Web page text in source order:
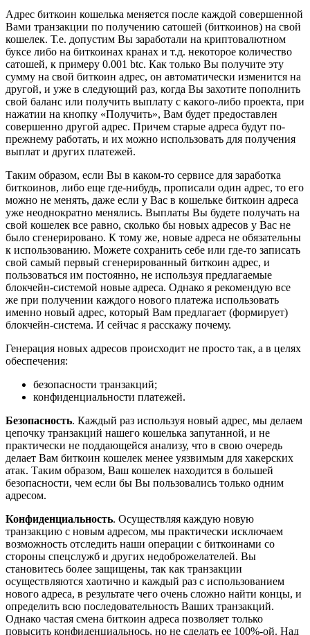
Адрес биткоин кошелька меняется после каждой совершенной
Вами транзакции по получению сатошей (биткоинов) на свой
кошелек. Т.е. допустим Вы заработали на криптовалютном
буксе либо на биткоинах кранах и т.д. некоторое количество
сатошей, к примеру 0.001 btc. Как только Вы получите эту
сумму на свой биткоин адрес, он автоматически изменится на
другой, и уже в следующий раз, когда Вы захотите пополнить
свой баланс или получить выплату с какого-либо проекта, при
нажатии на кнопку «Получить», Вам будет предоставлен
совершенно другой адрес. Причем старые адреса будут по-
прежнему работать, и их можно использовать для получения
выплат и других платежей.
Таким образом, если Вы в каком-то сервисе для заработка
биткоинов, либо еще где-нибудь, прописали один адрес, то его
можно не менять, даже если у Вас в кошельке биткоин адреса
уже неоднократно менялись. Выплаты Вы будете получать на
свой кошелек все равно, сколько бы новых адресов у Вас не
было сгенерировано. К тому же, новые адреса не обязательны
к использованию. Можете сохранить себе или где-то записать
свой самый первый сгенерированный биткоин адрес, и
пользоваться им постоянно, не используя предлагаемые
блокчейн-системой новые адреса. Однако я рекомендую все
же при получении каждого нового платежа использовать
именно новый адрес, который Вам предлагает (формирует)
блокчейн-система. И сейчас я расскажу почему.
Генерация новых адресов происходит не просто так, а в целях
обеспечения:
безопасности транзакций;
конфиденциальности платежей.
Безопасность. Каждый раз используя новый адрес, мы делаем
цепочку транзакций нашего кошелька запутанной, и не
практически не поддающейся анализу, что в свою очередь
делает Вам биткоин кошелек менее уязвимым для хакерских
атак. Таким образом, Ваш кошелек находится в большей
безопасности, чем если бы Вы пользовались только одним
адресом.
Конфиденциальность. Осуществляя каждую новую
транзакцию с новым адресом, мы практически исключаем
возможность отследить наши операции с биткоинами со
стороны спецслужб и других недоброжелателей. Вы
становитесь более защищены, так как транзакции
осуществляются хаотично и каждый раз с использованием
нового адреса, в результате чего очень сложно найти концы, и
определить всю последовательность Ваших транзакций.
Однако частая смена биткоин адреса позволяет только
повысить конфиденциальнось, но не сделать ее 100%-ой. Над